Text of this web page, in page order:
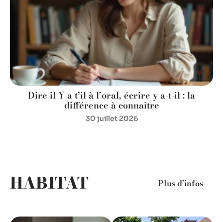
Dire il Y a t’il à l’oral, écrire y a-t-il : la
différence à connaître
30 juillet 2026
HABITAT Plus d’infos